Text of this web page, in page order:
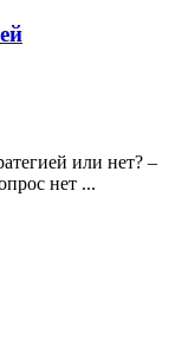
или нет? –
нет ...